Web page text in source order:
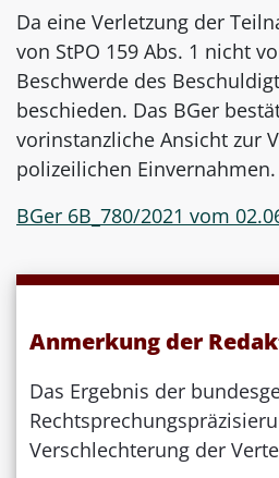
Da eine Verletzung der
von StPO 159 Abs. 1 nicht
Beschwerde des
beschieden. Das BGer
vorinstanzliche Ansicht zur
polizeilichen Einvernahmen.
BGer 6B_780/2021 vom
Anmerkung der
Das Ergebnis der
Verschlechterung der